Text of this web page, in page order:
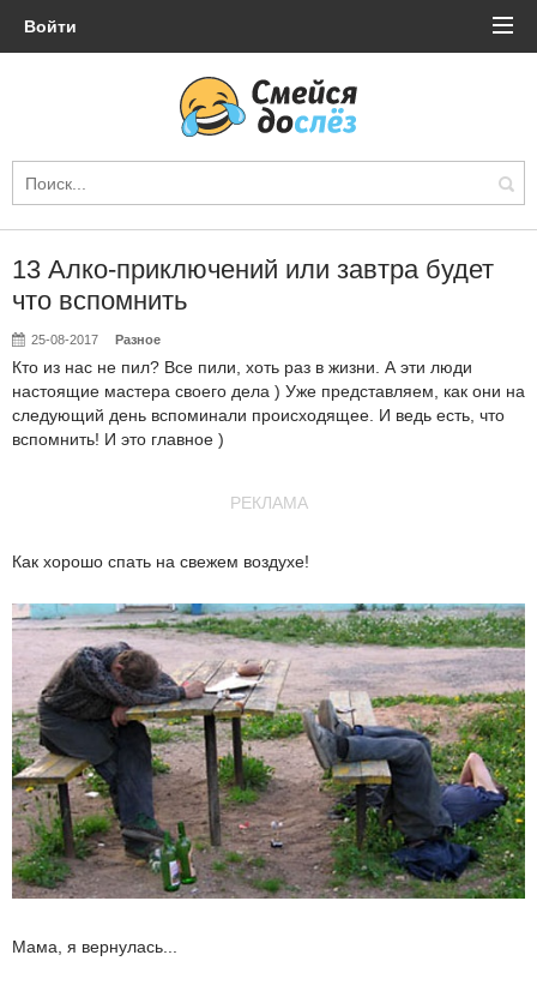
Войти
13 Алко-приключений или завтра будет
что вспомнить
25-08-2017 Разное
Кто из нас не пил? Все пили, хоть раз в жизни. А эти люди
настоящие мастера своего дела ) Уже представляем , как они на
следующий день вспоминали происходящее. И ведь есть, что
вспомнить! И это главное )
РЕКЛАМА
Как хорошо спать на свежем воздухе!
Мама, я вернулась...